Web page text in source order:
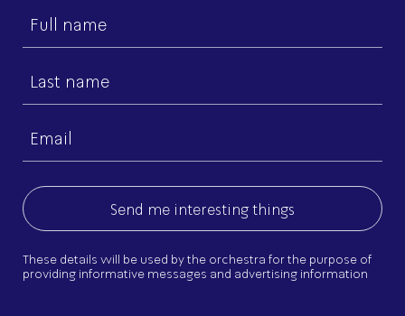
First
Last
Email
These details will be used by the orchestra for the purpose of
providing informative messages and advertising information